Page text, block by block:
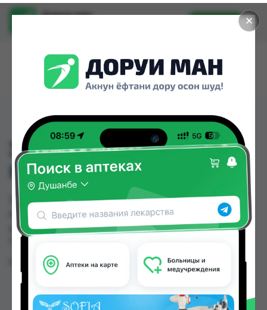
✕
Доруи ман
Установить
3509 МАНИКЮРНЫЕ
НОЖНИЦЫ ДЕТ
3509 МАНИКЮРНЫЕ НОЖНИЦЫ ДЕТ можно
купить или заказать в аптеках, Нишон №3 по
цене от 20.00 TJS в Душанбе и других городах
Цена: от20.00 TJS